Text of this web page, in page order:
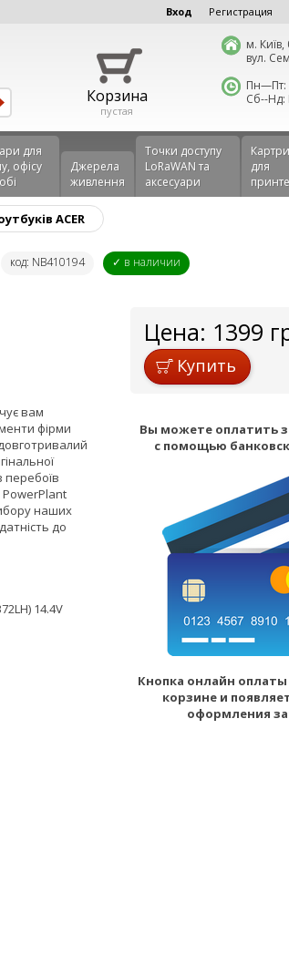
Вход Регистрация
Корзина
пустая
м. Київ,
вул.
Пн—Пт:
Сб--Нд:
для
офісу
Джерела
живлення
Точки доступу
LoRaWAN та
аксесуари
для
ACER
код: NB410194 ✓ в наличии
вам
фірми
перебоїв
наших
до
14.4V
Цена: 1399
Купить
Вы можете оплатить
с помощью
Кнопка онлайн
корзине и
оформления